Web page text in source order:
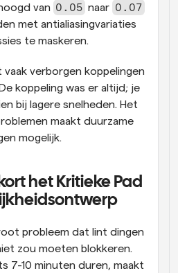
van 0.05 naar 0.07
met antialiasingvariaties
te maskeren.
vaak verborgen koppelingen
koppeling was er altijd; je
bij lagere snelheden. Het
maakt duurzame
mogelijk.
het Kritieke Pad
probleem dat lint dingen
zou moeten blokkeren.
7-10 minuten duren, maakt